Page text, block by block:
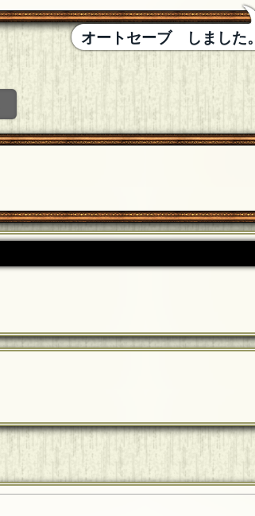
オートセーブ しました。